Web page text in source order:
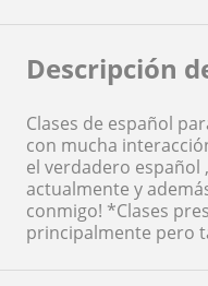
Descripción
Clases de español
con mucha
el verdadero español
actualmente y
conmigo! *Clases
principalmente pero